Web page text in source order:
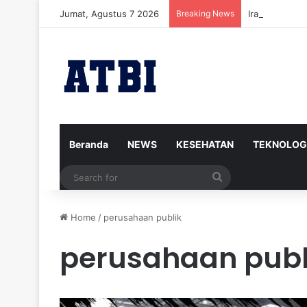
Jumat, Agustus 7 2026 Breaking News Iran Siap
Beranda NEWS KESEHATAN
Home / perusahaan publik
perusahaan